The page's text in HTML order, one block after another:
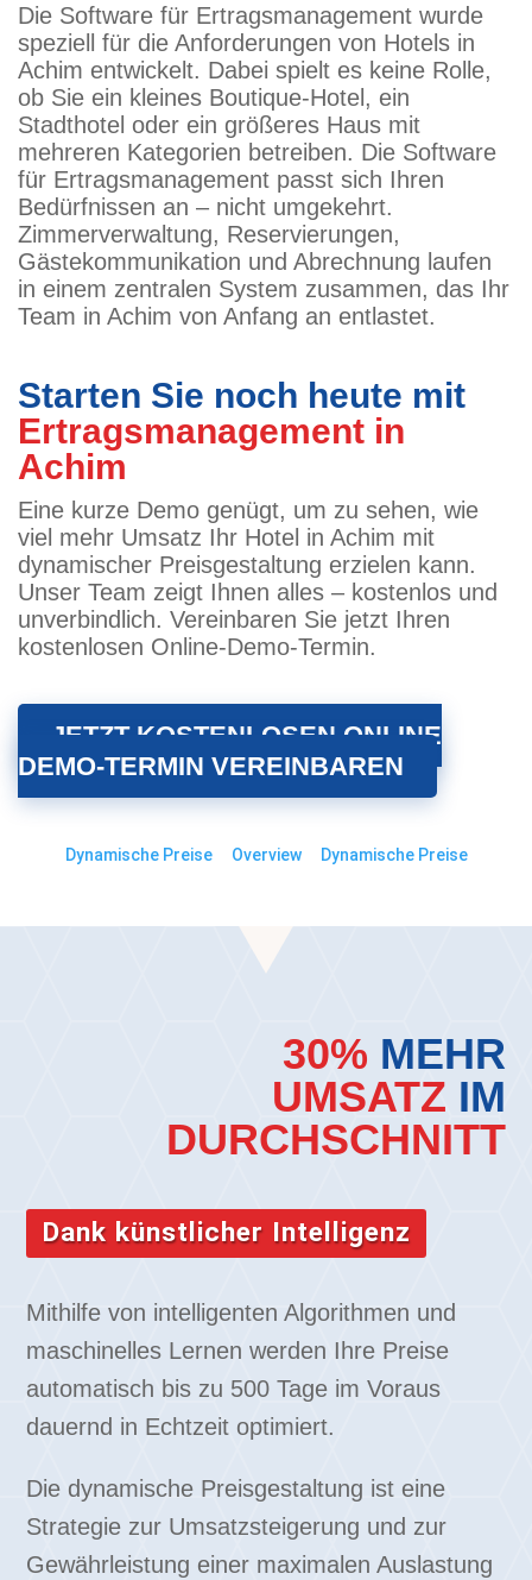
Die Software für Ertragsmanagement wurde
speziell für die Anforderungen von Hotels in
Achim entwickelt. Dabei spielt es keine Rolle,
ob Sie ein kleines Boutique-Hotel, ein
Stadthotel oder ein größeres Haus mit
mehreren Kategorien betreiben. Die Software
für Ertragsmanagement passt sich Ihren
Bedürfnissen an – nicht umgekehrt.
Zimmerverwaltung, Reservierungen,
Gästekommunikation und Abrechnung laufen
in einem zentralen System zusammen, das Ihr
Team in Achim von Anfang an entlastet.
Starten Sie noch heute mit
Ertragsmanagement in
Achim
Eine kurze Demo genügt, um zu sehen, wie
viel mehr Umsatz Ihr Hotel in Achim mit
dynamischer Preisgestaltung erzielen kann.
Unser Team zeigt Ihnen alles – kostenlos und
unverbindlich. Vereinbaren Sie jetzt Ihren
kostenlosen Online-Demo-Termin.
JETZT KOSTENLOSEN ONLINE
DEMO-TERMIN VEREINBAREN
Dynamische Preise Overview Dynamische Preise
30% MEHR
UMSATZ IM
DURCHSCHNITT
Dank künstlicher Intelligenz
Mithilfe von intelligenten Algorithmen und
maschinelles Lernen werden Ihre Preise
automatisch bis zu 500 Tage im Voraus
dauernd in Echtzeit optimiert.
Die dynamische Preisgestaltung ist eine
Strategie zur Umsatzsteigerung und zur
Gewährleistung einer maximalen Auslastung